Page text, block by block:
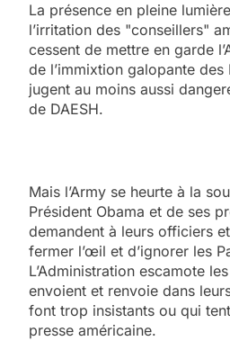
La présence en pleine
l’irritation des "conseillers"
cessent de mettre en garde
de l’immixtion galopante des
jugent au moins aussi
de DAESH.
Mais l’Army se heurte à la
Président Obama et de ses
demandent à leurs officiers
fermer l’œil et d’ignorer les
L’Administration escamote
envoient et renvoie dans
font trop insistants ou qui
presse américaine.